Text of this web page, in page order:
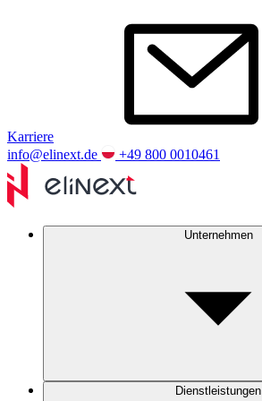
Karriere
info@elinext.de
+49 800 0010461
Unternehmen
Dienstleistungen